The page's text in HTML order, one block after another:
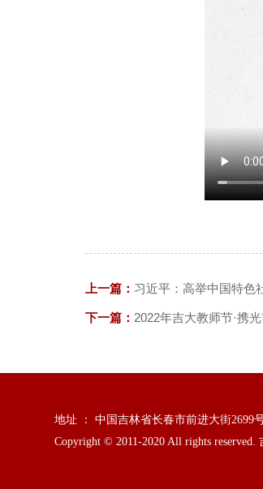
上一篇： 习近平：高举中国特色
下一篇： 2022年吉大教师节·携
地址 ： 中国吉林省长春市前进大街2699
Copyright © 2011-2020 All rights